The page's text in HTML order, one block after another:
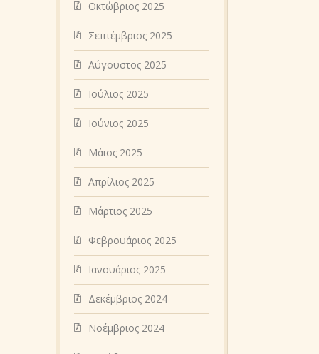
Οκτώβριος 2025
Σεπτέμβριος 2025
Αύγουστος 2025
Ιούλιος 2025
Ιούνιος 2025
Μάιος 2025
Απρίλιος 2025
Μάρτιος 2025
Φεβρουάριος 2025
Ιανουάριος 2025
Δεκέμβριος 2024
Νοέμβριος 2024